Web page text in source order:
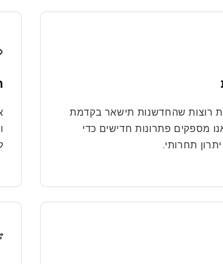
רוצות שהחדשנות תישאר בקדמת
מספקים פתרונות חדישים כדי
תחרותי.